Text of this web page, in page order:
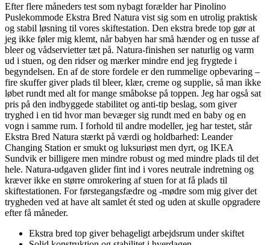
Efter flere måneders test som nybagt forælder har Pinolino
Puslekommode Ekstra Bred Natura vist sig som en utrolig praktisk
og stabil løsning til vores skiftestation. Den ekstra brede top gør at
jeg ikke føler mig klemt, når babyen har små hænder og en tusse af
bleer og vådservietter tæt på. Natura-finishen ser naturlig og varm
ud i stuen, og den ridser og mærker mindre end jeg frygtede i
begyndelsen. En af de store fordele er den rummelige opbevaring –
fire skuffer giver plads til bleer, klær, creme og supplie, så man ikke
løbet rundt med alt for mange småbokse på toppen. Jeg har også sat
pris på den indbyggede stabilitet og anti-tip beslag, som giver
tryghed i en tid hvor man bevæger sig rundt med en baby og en
vogn i samme rum. I forhold til andre modeller, jeg har testet, står
Ekstra Bred Natura stærkt på værdi og holdbarhed: Leander
Changing Station er smukt og luksuriøst men dyrt, og IKEA
Sundvik er billigere men mindre robust og med mindre plads til det
hele. Natura-udgaven glider fint ind i vores neutrale indretning og
kræver ikke en større omrokering af stuen for at få plads til
skiftestationen. For førstegangsfædre og -mødre som mig giver det
trygheden ved at have alt samlet ét sted og uden at skulle opgradere
efter få måneder.
Ekstra bred top giver behageligt arbejdsrum under skiftet